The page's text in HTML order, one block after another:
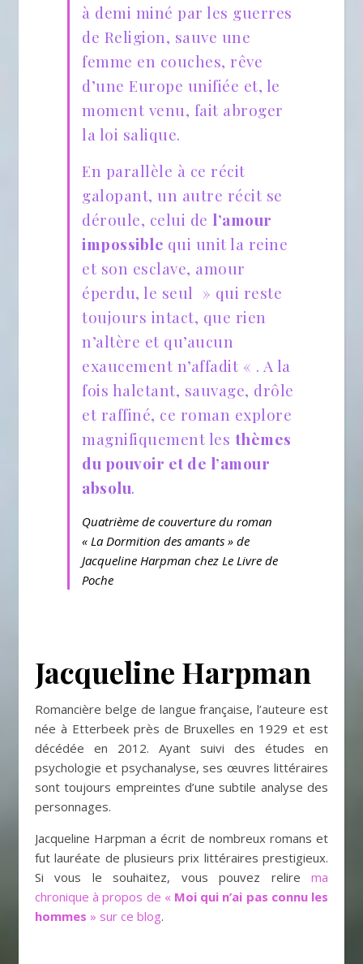
à demi miné par les guerres
de Religion, sauve une
femme en couches, rêve
d’une Europe unifiée et, le
moment venu, fait abroger
la loi salique.
En parallèle à ce récit
galopant, un autre récit se
déroule, celui de l’amour
impossible qui unit la reine
et son esclave, amour
éperdu, le seul » qui reste
toujours intact, que rien
n’altère et qu’aucun
exaucement n’affadit « . A la
fois haletant, sauvage, drôle
et raffiné, ce roman explore
magnifiquement les thèmes
du pouvoir et de l’amour
absolu.
Quatrième de couverture du roman
« La Dormition des amants » de
Jacqueline Harpman chez Le Livre de
Poche
Jacqueline Harpman
Romancière belge de langue française, l’auteure est
née à Etterbeek près de Bruxelles en 1929 et est
décédée en 2012. Ayant suivi des études en
psychologie et psychanalyse, ses œuvres littéraires
sont toujours empreintes d’une subtile analyse des
personnages.
Jacqueline Harpman a écrit de nombreux romans et
fut lauréate de plusieurs prix littéraires prestigieux.
Si vous le souhaitez, vous pouvez relire ma
chronique à propos de « Moi qui n’ai pas connu les
hommes » sur ce blog.